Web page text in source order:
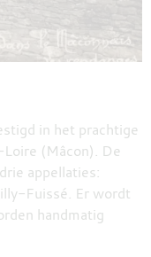
in het prachtige
(Mâcon). De
appellaties:
Fuissé. Er wordt
handmatig